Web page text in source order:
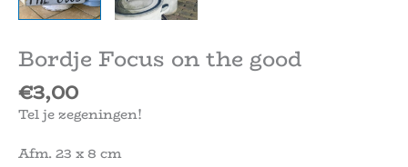
Bordje Focus on the good
€3,00
Tel je zegeningen!
Afm. 23 x 8 cm